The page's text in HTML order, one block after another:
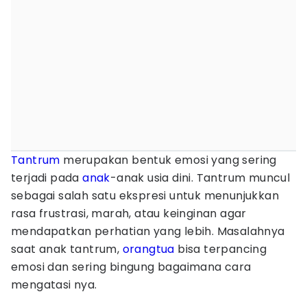
Tantrum merupakan bentuk emosi yang sering
terjadi padaanak-anak usia dini. Tantrum muncul
sebagai salah satu ekspresi untuk menunjukkan
rasa frustrasi, marah, atau keinginan agar
mendapatkan perhatian yang lebih. Masalahnya
saat anak tantrum, orangtua bisa terpancing
emosi dan sering bingung bagaimana cara
mengatasi nya.